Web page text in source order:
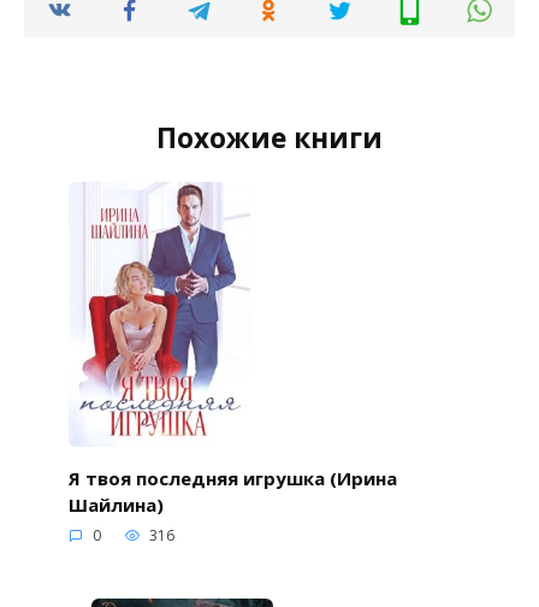
Похожие книги
Я твоя последняя игрушка (Ирина
Шайлина)
0 316